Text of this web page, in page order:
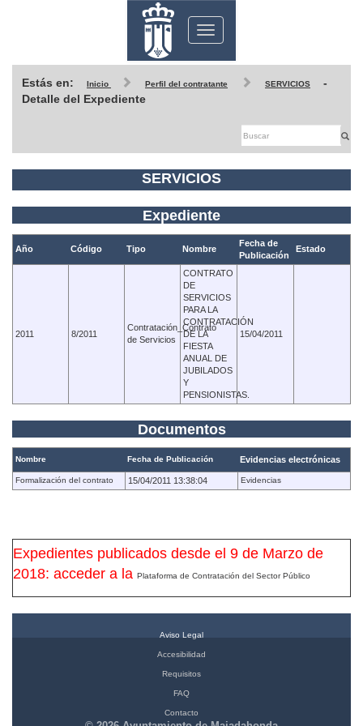
Toggle
navigation
Estás en: Inicio Perfil del contratante SERVICIOS
-
Detalle del Expediente
SERVICIOS
Expediente
Año Código Tipo Nombre
Fecha de
Publicación
Estado
2011 8/2011
Contratación_Contrato
de Servicios
CONTRATO
DE
SERVICIOS
PARA LA
CONTRATACIÓN
DE LA
FIESTA
ANUAL DE
JUBILADOS
Y
PENSIONISTAS.
15/04/2011
Documentos
Nombre Fecha de Publicación Evidencias electrónicas
Formalización del contrato 15/04/2011 13:38:04 Evidencias
Expedientes publicados desde el 9 de Marzo de
2018: acceder a la Plataforma de Contratación del Sector Público
Aviso Legal
Accesibilidad
Requisitos
FAQ
Contacto